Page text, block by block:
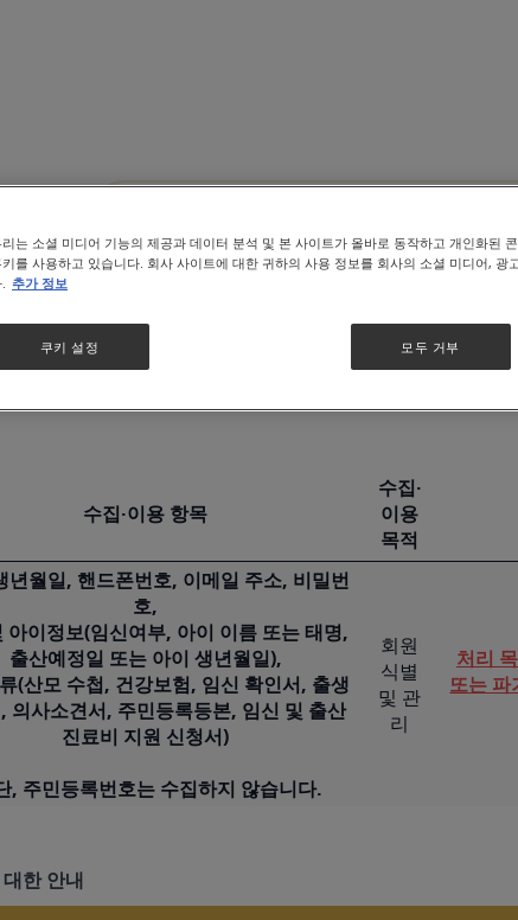
개인정보 수집∙이용 동
수집·이용 항목
수집·
이용
목적
년월일, 핸드폰번호, 이메일 주소, 비밀번
호,
아이정보(임신여부, 아이 이름 또는 태명,
출산예정일 또는 아이 생년월일),
(산모 수첩, 건강보험, 임신 확인서, 출생
의사소견서, 주민등록등본, 임신 및 출산
진료비 지원 신청서)
, 주민등록번호는 수집하지 않습니다.
회원
식별
및 관
리
처리
또는 파
한 안내
는 소셜 미디어 기능의 제공과 데이터 분석 및 본 사이트가 올바로 동작하고 개인화된
를 사용하고 있습니다. 회사 사이트에 대한 귀하의 사용 정보를 회사의 소셜 미디어, 광
추가 정보
모두 거부
쿠키 설정